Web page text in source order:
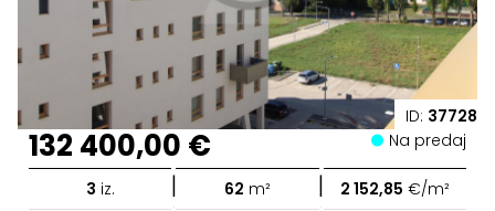
ID: 37728
132 400,00 € Na predaj
3 iz. | 62 m² | 2 152,85 €/m²